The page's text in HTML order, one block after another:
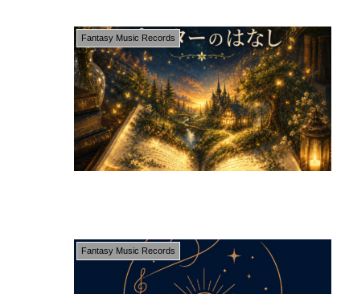
Fantasy Music Records
Fantasy Music Records